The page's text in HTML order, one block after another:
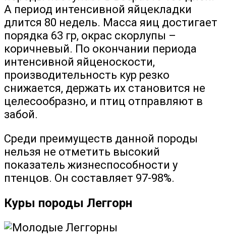
А период интенсивной яйцекладки
длится 80 недель. Масса яиц достигает
порядка 63 гр, окрас скорлупы –
коричневый. По окончании периода
интенсивной яйценоскости,
производительность кур резко
снижается, держать их становится не
целесообразно, и птиц отправляют в
забой.
Среди преимуществ данной породы
нельзя не отметить высокий
показатель жизнеспособности у
птенцов. Он составляет 97-98%.
Куры породы Леггорн